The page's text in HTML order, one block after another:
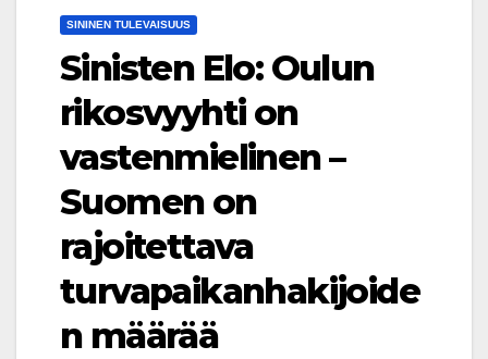
SININEN TULEVAISUUS
Sinisten Elo: Oulun
rikosvyyhti on
vastenmielinen –
Suomen on
rajoitettava
turvapaikanhakijoide
n määrää